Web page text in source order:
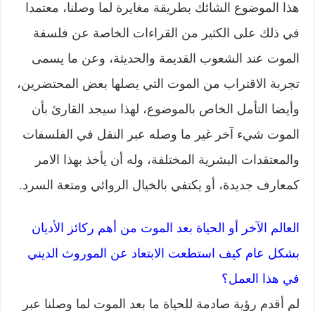
هذا الموضوع الشائك بطريقة مغايرة لما وصلنا، معتمدا
في ذلك على الكثير من القراءات الخاصة عن فلسفة
الموت عند الشعوب القديمة والحديثة، وعن ما يسمى
تجربة الاقتراب من الموت التي يصلها بعض المحتضرين،
وأيضا التأمل الخاص بالموضوع، لهذا سيجد القارئ بأن
الموت شيء آخر غير ما وصله عبر النقل في الفلسفات
والمعتقدات البشرية المختلفة، وله أن يأخذ بهذا الامر
كمعارف جديدة، أو يكتفي بالخيال الروائي ومتعة السرد.
العالم الآخر أو الحياة بعد الموت من أهم ركائز الأديان
بشكل عام كيف استطعت الابتعاد عن الموروث الديني
في هذا العمل؟
لم أقدم رؤية صادمة للحياة ما بعد الموت لما وصلنا عبر